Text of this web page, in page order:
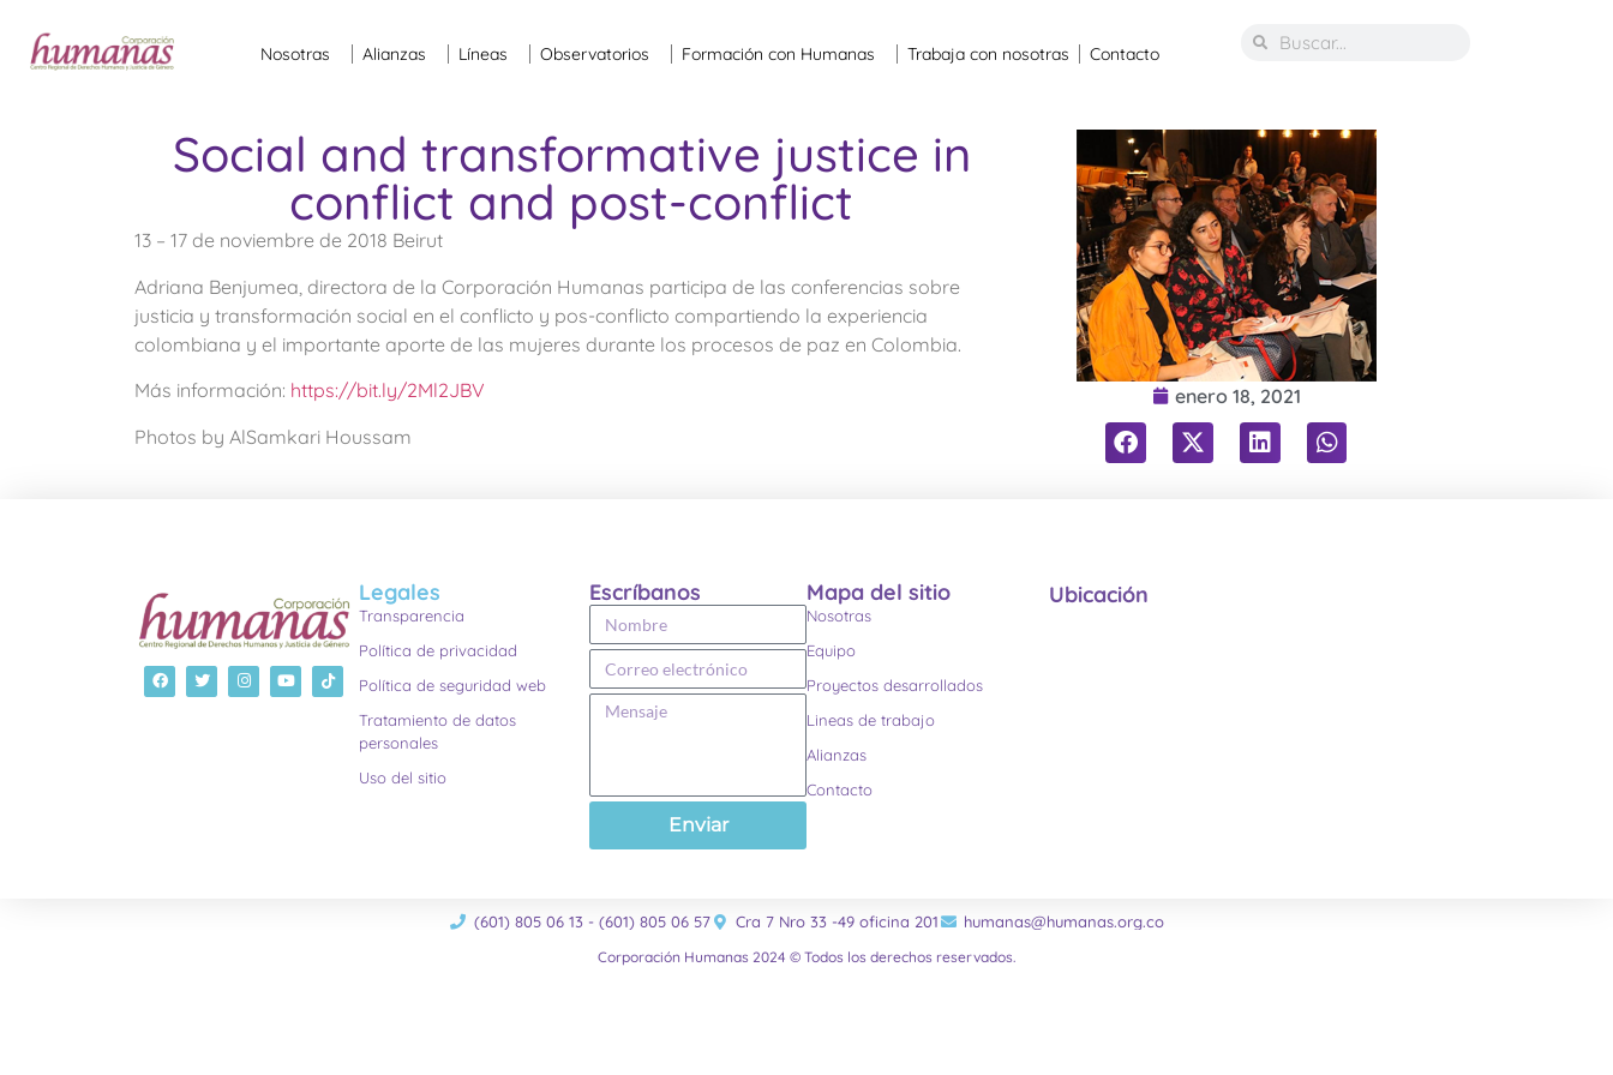
Nosotras Alianzas Líneas Observatorios Formación con Humanas Trabaja con nosotras Contacto
Social and transformative justice in
conflict and post-conflict
13 – 17 de noviembre de 2018 Beirut
Adriana Benjumea, directora de la Corporación Humanas participa de las conferencias sobre
justicia y transformación social en el conflicto y pos-conflicto compartiendo la experiencia
colombiana y el importante aporte de las mujeres durante los procesos de paz en Colombia.
Más información: https://bit.ly/2Ml2JBV
Photos by AlSamkari Houssam
enero 18, 2021
Legales
Transparencia
Política de privacidad
Política de seguridad web
Tratamiento de datos
personales
Uso del sitio
Escríbanos
Enviar
Mapa del sitio
Nosotras
Equipo
Proyectos desarrollados
Lineas de trabajo
Alianzas
Contacto
Ubicación
(601) 805 06 13 - (601) 805 06 57 Cra 7 Nro 33 -49 oficina 201 humanas@humanas.org.co
Corporación Humanas 2024 © Todos los derechos reservados.